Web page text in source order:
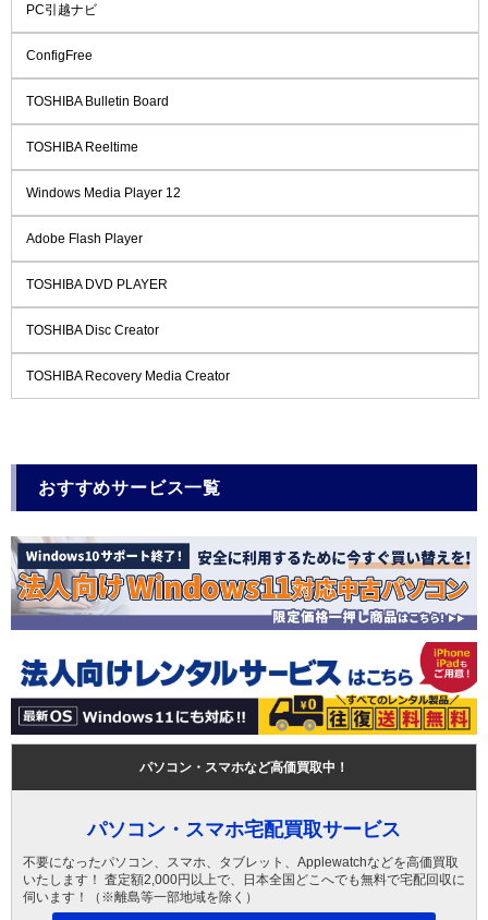
PC引越ナビ
ConfigFree
TOSHIBA Bulletin Board
TOSHIBA Reeltime
Windows Media Player 12
Adobe Flash Player
TOSHIBA DVD PLAYER
TOSHIBA Disc Creator
TOSHIBA Recovery Media Creator
おすすめサービス一覧
パソコン・スマホなど高価買取中！
パソコン・スマホ宅配買取サービス
不要になったパソコン、スマホ、タブレット、Applewatchなどを高価買取
いたします！ 査定額2,000円以上で、日本全国どこへでも無料で宅配回収に
伺います！（※離島等一部地域を除く）